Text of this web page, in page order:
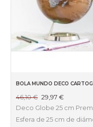
BOLA MUNDO DECO
46,10€ El
precio
era:
29,97€El
precio
es:
Deco Globe 25 cm
Esfera de 25 cm de